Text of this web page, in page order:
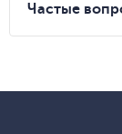
Частые